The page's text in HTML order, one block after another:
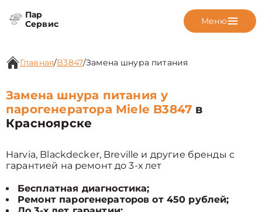
Пар
Сервис
Меню
Главная/B3847/Замена шнура питания
Замена шнура питания у
парогенератора Miele B3847 в
Красноярске
Harvia, Blackdecker, Breville и другие бренды с
гарантией на ремонт до 3-х лет
Бесплатная диагностика;
Ремонт парогенераторов от 450 рублей;